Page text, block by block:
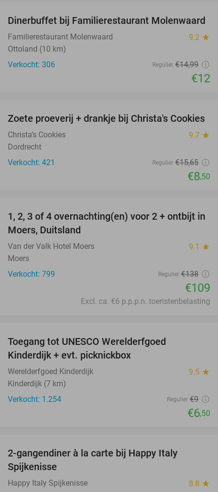
20%
Dinerbuffet bij Familierestaurant Molenwaard
Familierestaurant Molenwaard 9.2 star
Ottoland (10 km)
Verkocht: 306
Regulier €14,99
€12
46%
Zoete proeverij + drankje bij Christa's Cookies
Christa’s Cookies 9.7 star
Dordrecht
Verkocht: 421
Regulier €15,65
€8,50
21%
1, 2, 3 of 4 overnachting(en) voor 2 + ontbijt in
Moers, Duitsland
Van der Valk Hotel Moers 9.1 star
Moers
Verkocht: 799
Regulier €138
€109
Excl. ca. €6 p.p.p.n. toeristenbelasting
Toegang tot UNESCO Werelderfgoed
Kinderdijk + evt. picknickbox
Werelderfgoed Kinderdijk 9.5 star
Kinderdijk (7 km)
Verkocht: 1.254
Regulier €9
€6,50
2-gangendiner à la carte bij Happy Italy
Spijkenisse
Happy Italy Spijkenisse 8.8 star